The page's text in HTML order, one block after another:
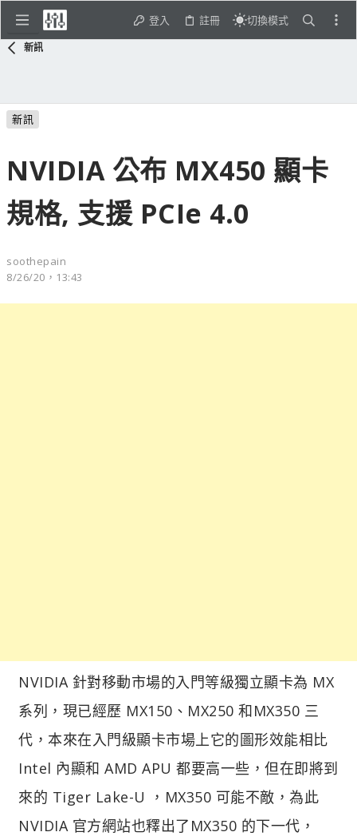
登入 註冊 切換模式
新訊
新訊
NVIDIA 公布 MX450 顯卡
規格, 支援 PCIe 4.0
soothepain
8/26/20，13:43
NVIDIA 針對移動市場的入門等級獨立顯卡為 MX
系列，現已經歷 MX150、MX250 和MX350 三
代，本來在入門級顯卡市場上它的圖形效能相比
Intel 內顯和 AMD APU 都要高一些，但在即將到
來的 Tiger Lake-U ，MX350 可能不敵，為此
NVIDIA 官方網站也釋出了MX350 的下一代，